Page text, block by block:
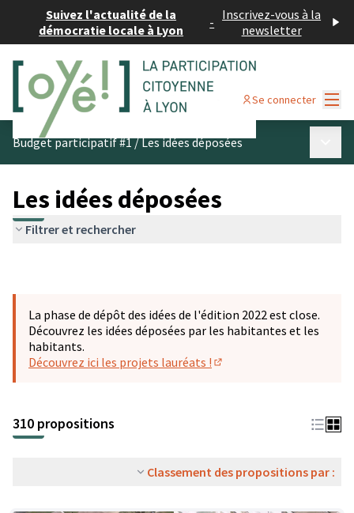
Suivez l'actualité de la
démocratie locale à Lyon
- Inscrivez-vous à la
newsletter
Se connecter
Budget participatif #1/Les idées déposées
Les idées déposées
Filtrer et rechercher
La phase de dépôt des idées de l'édition 2022 est close.
Découvrez les idées déposées par les habitantes et les
habitants.
Découvrez ici les projets lauréats !
310 propositions
Classement des propositions par :